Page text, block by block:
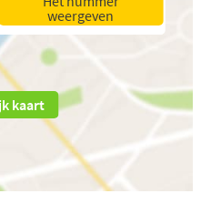
weergeven
kaart